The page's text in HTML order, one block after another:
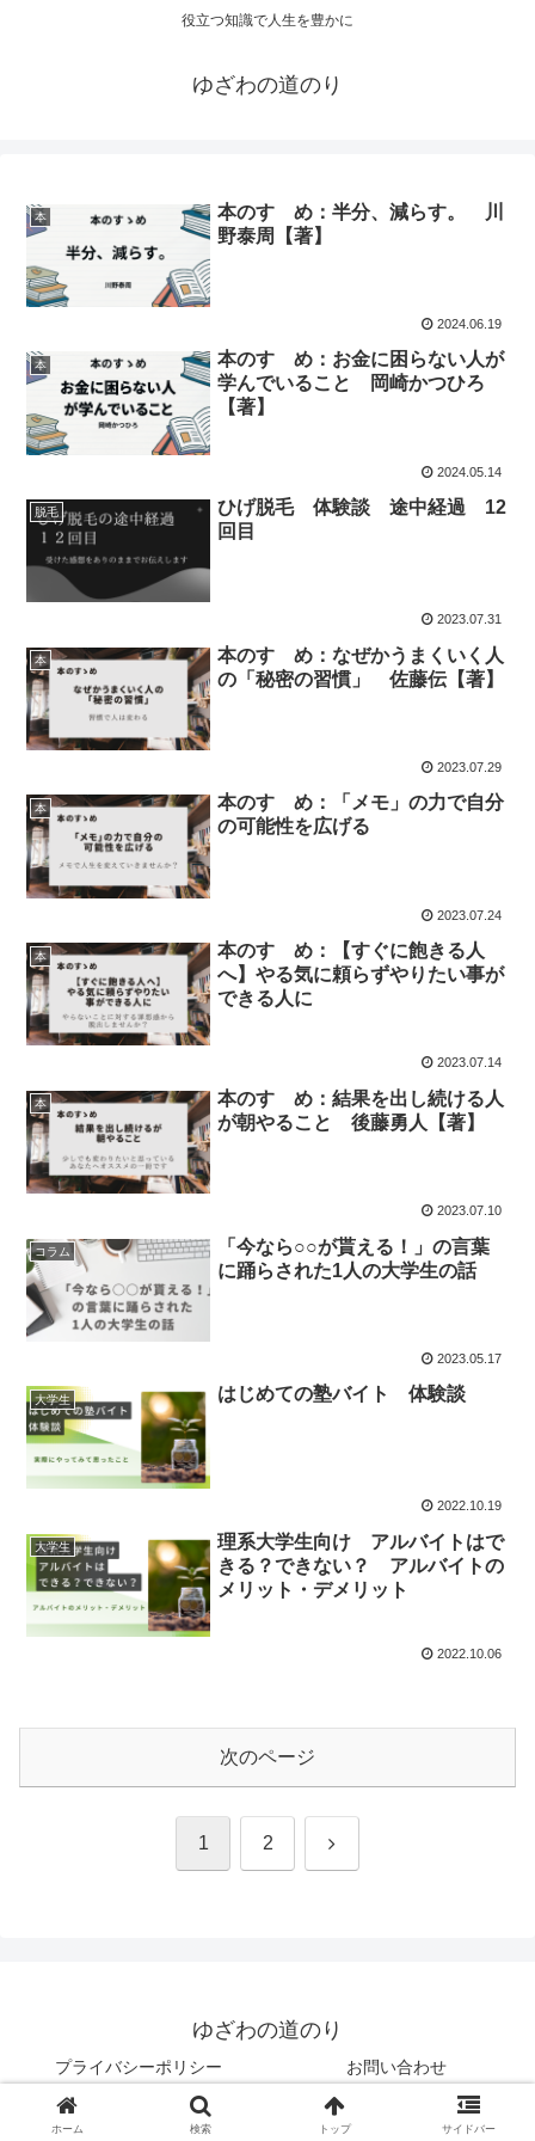
役立つ知識で人生を豊かに
ゆざわの道のり
本
本のすゝめ：半分、減らす。 川
野泰周【著】
2024.06.19
本
本のすゝめ：お金に困らない人が
学んでいること 岡崎かつひろ
【著】
2024.05.14
脱毛
ひげ脱毛 体験談 途中経過 12
回目
2023.07.31
本
本のすゝめ：なぜかうまくいく人
の「秘密の習慣」 佐藤伝【著】
2023.07.29
本
本のすゝめ：「メモ」の力で自分
の可能性を広げる
2023.07.24
本
本のすゝめ：【すぐに飽きる人
へ】やる気に頼らずやりたい事が
できる人に
2023.07.14
本
本のすゝめ：結果を出し続ける人
が朝やること 後藤勇人【著】
2023.07.10
コラム
「今なら○○が貰える！」の言葉
に踊らされた1人の大学生の話
2023.05.17
大学生 はじめての塾バイト 体験談
2022.10.19
大学生
理系大学生向け アルバイトはで
きる？できない？ アルバイトの
メリット・デメリット
2022.10.06
次のページ
1 2 次
ゆざわの道のり
プライバシーポリシー お問い合わせ
© 2022 ゆざわの道のり.
ホーム 検索 トップ サイドバー